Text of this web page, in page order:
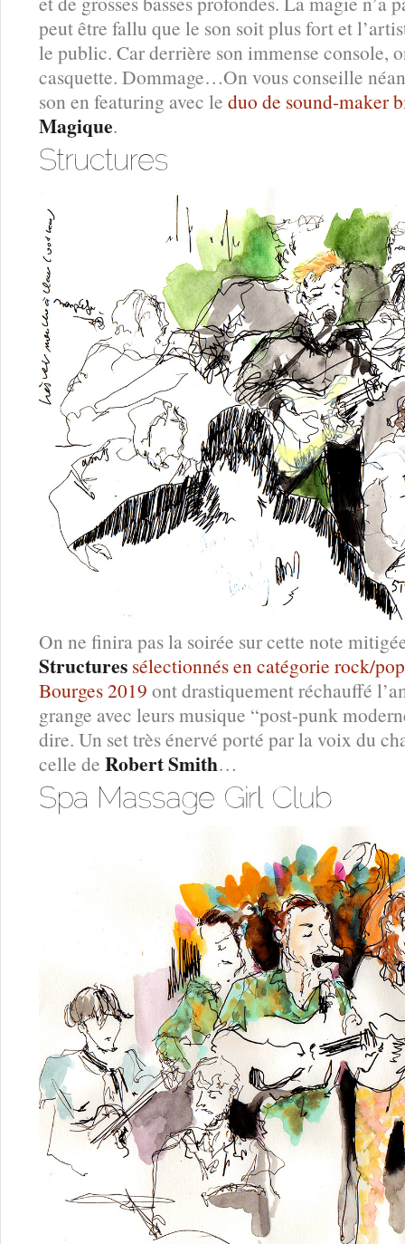
peut être fallu que le son soit plus fort et
le public. Car derrière son immense console,
casquette. Dommage…On vous conseille
son en featuring avec le duo de sound-maker
Magique.
On ne finira pas la soirée sur cette note
Structures sélectionnés en catégorie rock/
Bourges 2019 ont drastiquement réchauffé
grange avec leurs musique “post-punk
dire. Un set très énervé porté par la voix du
celle de Robert Smith…